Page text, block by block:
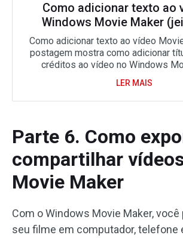
Como adicionar texto ao
Windows Movie Maker
Como adicionar texto ao vídeo
postagem mostra como adicionar
créditos ao vídeo no Windows
LER MAIS
Parte 6. Como
compartilhar
Movie Maker
Com o Windows Movie Maker, você
seu filme em computador, telefone